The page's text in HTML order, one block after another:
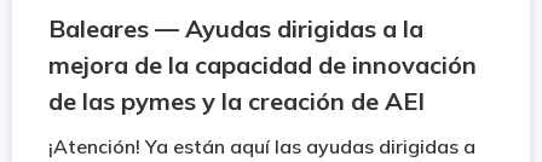
Baleares — Ayudas dirigidas a la
mejora de la capacidad de innovación
de las pymes y la creación de AEI
¡Atención! Ya están aquí las ayudas dirigidas a